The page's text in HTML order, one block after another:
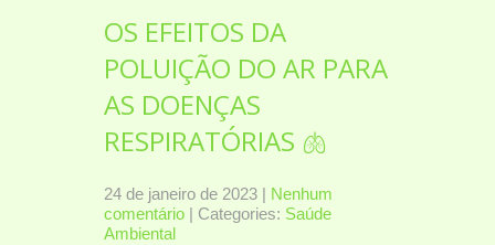
OS EFEITOS DA
POLUIÇÃO DO AR PARA
AS DOENÇAS
RESPIRATÓRIAS 🫁
24 de janeiro de 2023 | Nenhum
comentário | Categories: Saúde
Ambiental